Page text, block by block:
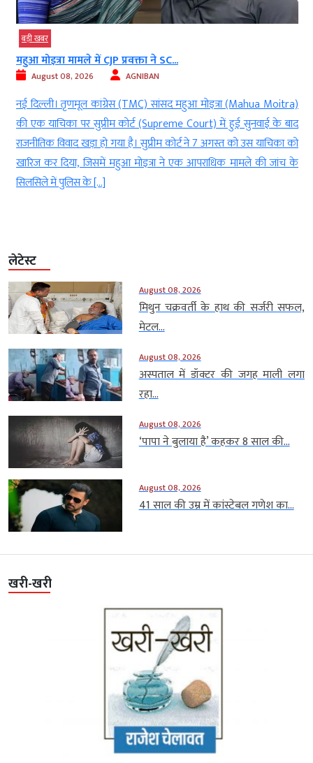
बड़ी खबर
महुआ मोइत्रा मामले में CJP प्रवक्ता ने SC...
August 08, 2026 AGNIBAN
नई दिल्ली। तृणमूल कांग्रेस (TMC) सांसद महुआ मोइत्रा (Mahua Moitra)
की एक याचिका पर सुप्रीम कोर्ट (Supreme Court) में हुई सुनवाई के बाद
राजनीतिक विवाद खड़ा हो गया है। सुप्रीम कोर्ट ने 7 अगस्त को उस याचिका को
खारिज कर दिया, जिसमें महुआ मोइत्रा ने एक आपराधिक मामले की जांच के
सिलसिले में पुलिस के […]
लेटेस्ट
August 08, 2026
मिथुन चक्रवर्ती के हाथ की सर्जरी सफल,
मेटल...
August 08, 2026
अस्पताल में डॉक्टर की जगह माली लगा
रहा...
August 08, 2026
‘पापा ने बुलाया है’ कहकर 8 साल की...
August 08, 2026
41 साल की उम्र में कांस्टेबल गणेश का...
खरी-खरी